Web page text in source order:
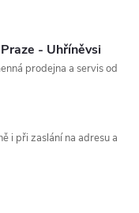
- Uhříněvsi
prodejna a servis od
i při zaslání na adresu a